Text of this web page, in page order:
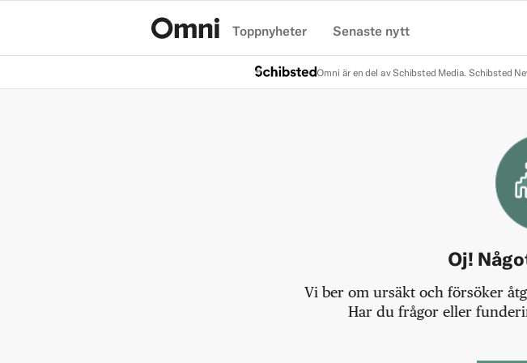
Toppnyheter Senaste nytt
Omni är en del av Schibsted Media. Schibsted
Oj!
Vi ber om ursäkt och försöker
Har du frågor eller